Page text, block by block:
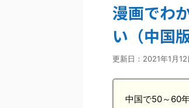
漫画でわ
い（中国
更新日： 2021年1月12
中国で50～60